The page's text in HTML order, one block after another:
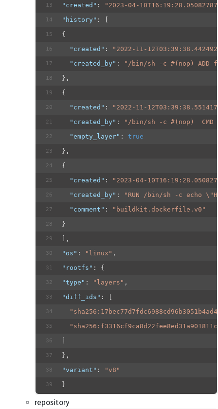
"created" :
"2023-04-
"history" : [
{
"created" :
"2022-11-
"created_by" :
"/bin/sh -c #(nop) ADD
},
{
"created" :
"2022-11-
"created_by" :
"/bin/sh -c #(nop)
"empty_layer" : true
},
{
"created" :
"2023-04-
"created_by" :
"RUN /bin/sh -c echo
"comment" :
"buildkit.dockerfile.v0"
}
],
"os" : "linux" ,
"rootfs" : {
"type" : "layers" ,
"diff_ids" : [
},
"variant" :
"v8"
}
repository